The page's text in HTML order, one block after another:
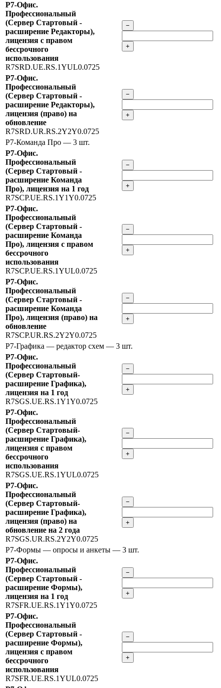
Р7-Офис.
Профессиональный
(Сервер Стартовый -
расширение Редакторы),
лицензия с правом
бессрочного
использования
R7SRD.UE.RS.1YUL0.0725
−
+
Р7-Офис.
Профессиональный
(Сервер Стартовый -
расширение Редакторы),
лицензия (право) на
обновление
R7SRD.UR.RS.2Y2Y0.0725
−
+
Р7-Команда Про — 3 шт.
Р7-Офис.
Профессиональный
(Сервер Стартовый -
расширение Команда
Про), лицензия на 1 год
R7SCP.UE.RS.1Y1Y0.0725
−
+
Р7-Офис.
Профессиональный
(Сервер Стартовый -
расширение Команда
Про), лицензия с правом
бессрочного
использования
R7SCP.UE.RS.1YUL0.0725
−
+
Р7-Офис.
Профессиональный
(Сервер Стартовый -
расширение Команда
Про), лицензия (право) на
обновление
R7SCP.UR.RS.2Y2Y0.0725
−
+
Р7-Графика — редактор схем — 3 шт.
Р7-Офис.
Профессиональный
(Сервер Стартовый-
расширение Графика),
лицензия на 1 год
R7SGS.UE.RS.1Y1Y0.0725
−
+
Р7-Офис.
Профессиональный
(Сервер Стартовый-
расширение Графика),
лицензия с правом
бессрочного
использования
R7SGS.UE.RS.1YUL0.0725
−
+
Р7-Офис.
Профессиональный
(Сервер Стартовый-
расширение Графика),
лицензия (право) на
обновление на 2 года
R7SGS.UR.RS.2Y2Y0.0725
−
+
Р7-Формы — опросы и анкеты — 3 шт.
Р7-Офис.
Профессиональный
(Сервер Стартовый -
расширение Формы),
лицензия на 1 год
R7SFR.UE.RS.1Y1Y0.0725
−
+
Р7-Офис.
Профессиональный
(Сервер Стартовый -
расширение Формы),
лицензия с правом
бессрочного
использования
R7SFR.UE.RS.1YUL0.0725
−
+